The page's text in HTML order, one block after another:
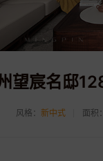
风格：新中式 面积：